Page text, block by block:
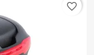
favorite_border